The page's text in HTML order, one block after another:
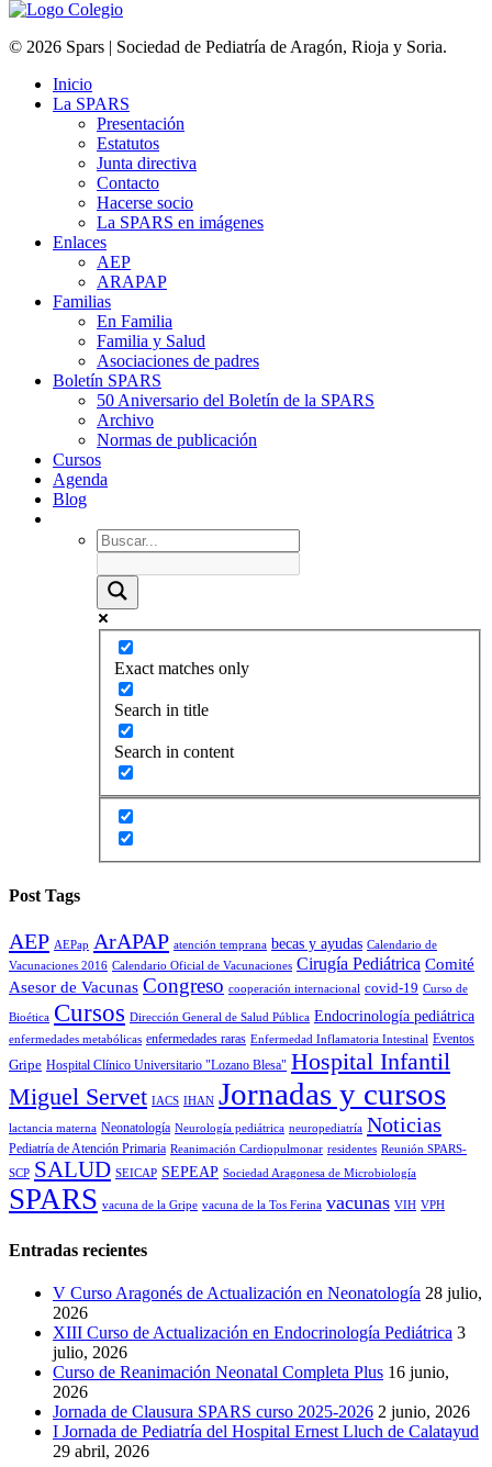
© 2026 Spars | Sociedad de Pediatría de Aragón, Rioja y Soria.
Inicio
La SPARS
Presentación
Estatutos
Junta directiva
Contacto
Hacerse socio
La SPARS en imágenes
Enlaces
AEP
ARAPAP
Familias
En Familia
Familia y Salud
Asociaciones de padres
Boletín SPARS
50 Aniversario del Boletín de la SPARS
Archivo
Normas de publicación
Cursos
Agenda
Blog
Exact matches only
Search in title
Search in content
Post Tags
AEP AEPap ArAPAP atención temprana becas y ayudas Calendario de
Vacunaciones 2016 Calendario Oficial de Vacunaciones Cirugía Pediátrica Comité
Asesor de Vacunas Congreso cooperación internacional covid-19 Curso de
Bioética Cursos Dirección General de Salud Pública Endocrinología pediátrica
enfermedades metabólicas enfermedades raras Enfermedad Inflamatoria Intestinal Eventos
Gripe Hospital Clínico Universitario "Lozano Blesa" Hospital Infantil
Miguel Servet IACS IHAN Jornadas y cursos
lactancia materna Neonatología Neurología pediátrica neuropediatría Noticias
Pediatría de Atención Primaria Reanimación Cardiopulmonar residentes Reunión SPARS-
SCP SALUD SEICAP SEPEAP Sociedad Aragonesa de Microbiología
SPARS vacuna de la Gripe vacuna de la Tos Ferina vacunas VIH VPH
Entradas recientes
V Curso Aragonés de Actualización en Neonatología 28 julio,
2026
XIII Curso de Actualización en Endocrinología Pediátrica 3
julio, 2026
Curso de Reanimación Neonatal Completa Plus 16 junio,
2026
Jornada de Clausura SPARS curso 2025-2026 2 junio, 2026
I Jornada de Pediatría del Hospital Ernest Lluch de Calatayud
29 abril, 2026